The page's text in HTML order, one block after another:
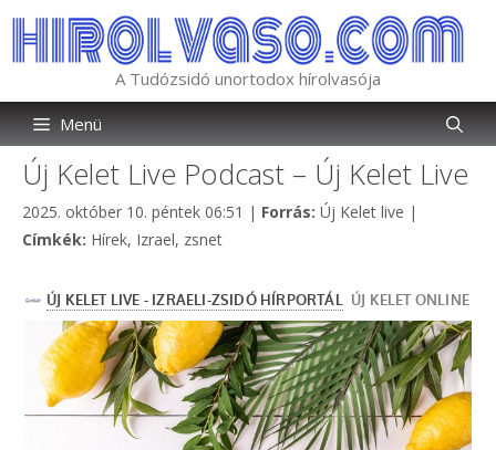
tartalomba
A Tudózsidó unortodox hírolvasója
Menü
Új Kelet Live Podcast – Új Kelet Live
2025. október 10. péntek 06:51 | Forrás: Kategória
Új Kelet live |
Címkék: Címkék
Hírek, Izrael, zsnet